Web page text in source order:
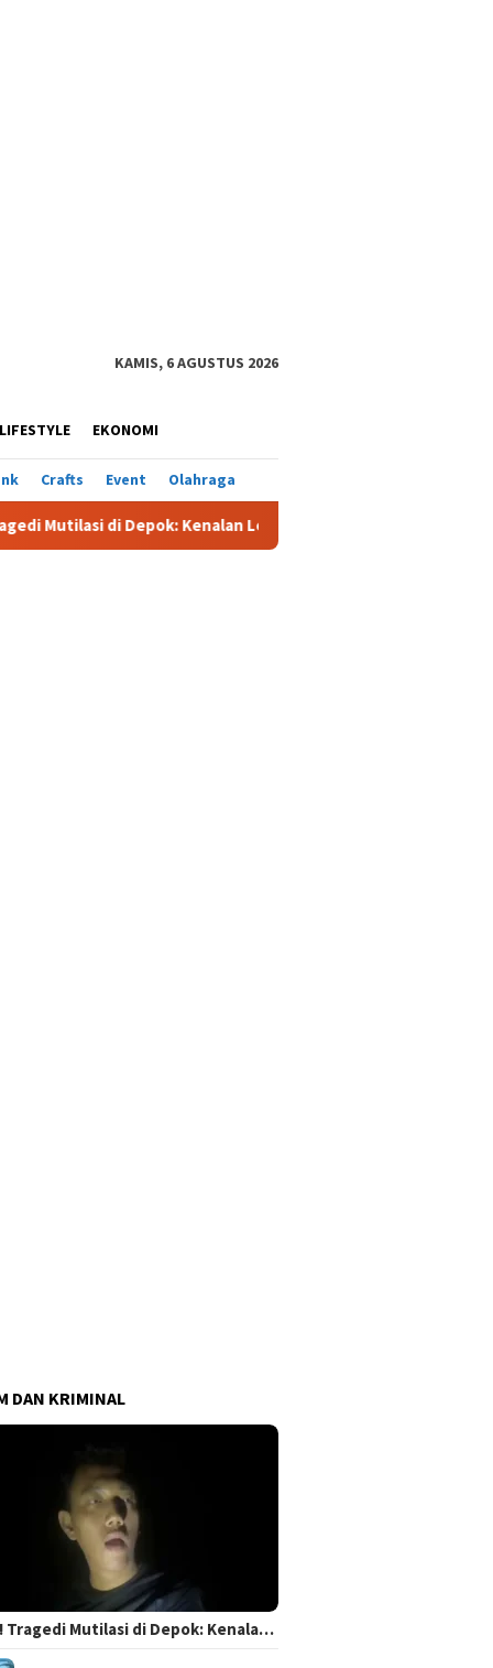
KAMIS, 6 AGUSTUS 2026
LIFESTYLE EKONOMI
Crafts Event Olahraga
Kenalan Lewat Medsos Berujung Pembunuhan, Pelaku
DAN KRIMINAL
Tragedi Mutilasi di Depok: Kenala…